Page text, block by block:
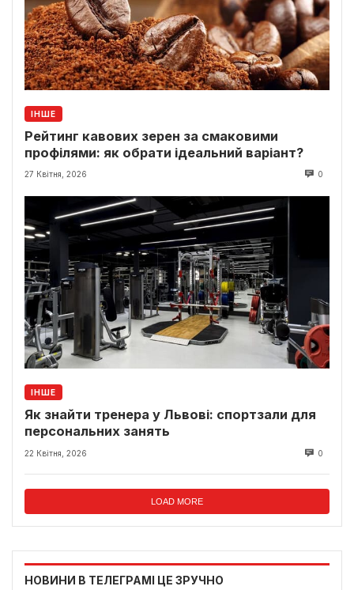
ІНШЕ
Рейтинг кавових зерен за смаковими
профілями: як обрати ідеальний варіант?
27 Квітня, 2026 0
ІНШЕ
Як знайти тренера у Львові: спортзали для
персональних занять
22 Квітня, 2026 0
LOAD MORE
НОВИНИ В ТЕЛЕГРАМІ ЦЕ ЗРУЧНО